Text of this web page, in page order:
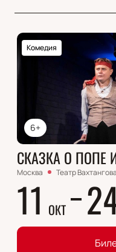
6+
Комедия
CКАЗКА О ПОПЕ
Москва Театр Вахтангова
11 ОКТ